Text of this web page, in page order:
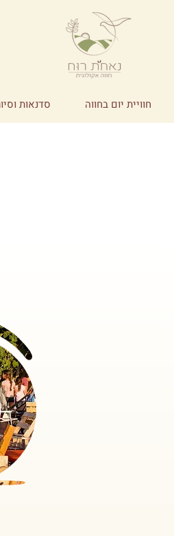
חוויית יום בחווה סדנאות